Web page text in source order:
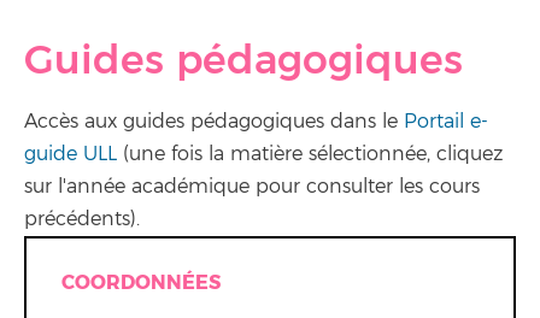
Guides pédagogiques
Accès aux guides pédagogiques dans le Portail e-
guide ULL (une fois la matière sélectionnée, cliquez
sur l'année académique pour consulter les cours
précédents).
COORDONNÉES